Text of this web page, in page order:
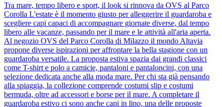
Tra mare, tempo libero e sport, il look si rinnova da OVS al Parco
Corolla L'estate è il momento giusto per alleggerire il guardaroba e
scegliere capi capaci di accompagnare giornate diverse, dal tempo
libero alle vacanze, passando per il mare e le attività all'aria aperta.
Al negozio OVS del Parco Corolla di Milazzo il mondo Altavia
propone diverse ispirazioni per affrontare la bella stagione con un
guardaroba versatile. La proposta estiva spazia dai grandi classici
come T-shirt e polo a camicie, pantaloni e pantaloncini, con una
selezione dedicata anche alla moda mare. Per chi sta già pensando
alla spiaggia, la collezione comprende costumi slip e costumi
bermuda, oltre ad accessori e borse per il mare. A completare il
guardaroba estivo ci sono anche capi in lino, una delle proposte